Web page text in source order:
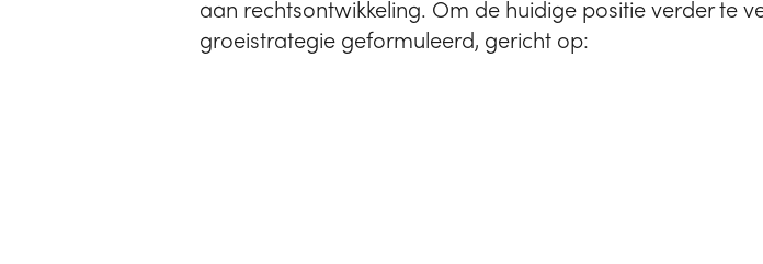
aan rechtsontwikkeling. Om de huidige positie verder te
groeistrategie geformuleerd, gericht op: